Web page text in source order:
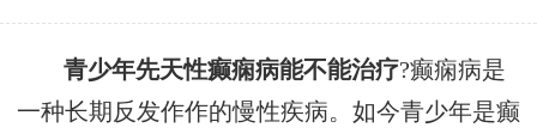
青少年先天性癫痫病能不能治疗?癫痫病是
一种长期反发作作的慢性疾病。如今青少年是癫